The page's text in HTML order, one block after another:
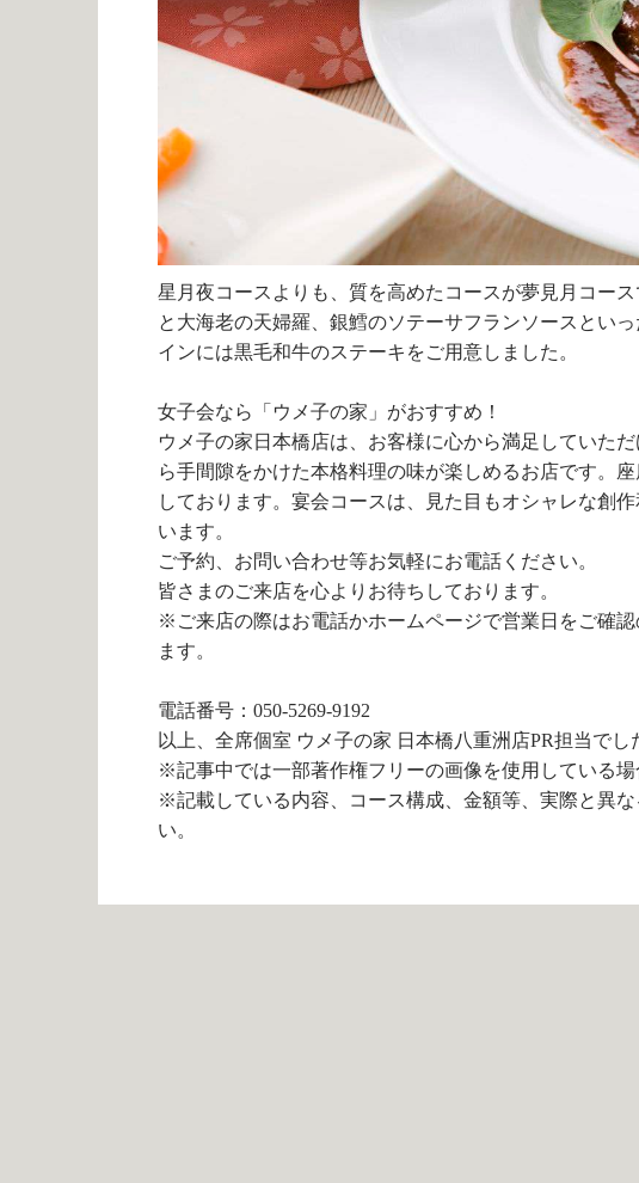
星月夜コースよりも、質を高めたコースが夢見月コー
と大海老の天婦羅、銀鱈のソテーサフランソースとい
インには黒毛和牛のステーキをご用意しました。
女子会なら「ウメ子の家」がおすすめ！
ウメ子の家日本橋店は、お客様に心から満足していた
ら手間隙をかけた本格料理の味が楽しめるお店です。
しております。宴会コースは、見た目もオシャレな創
います。
ご予約、お問い合わせ等お気軽にお電話ください。
皆さまのご来店を心よりお待ちしております。
※ご来店の際はお電話かホームページで営業日をご確
ます。
電話番号：050-5269-9192
以上、全席個室 ウメ子の家 日本橋八重洲店PR担当でし
※記事中では一部著作権フリーの画像を使用している場
※記載している内容、コース構成、金額等、実際と異
い。